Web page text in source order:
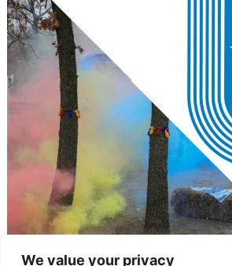
We value your privacy